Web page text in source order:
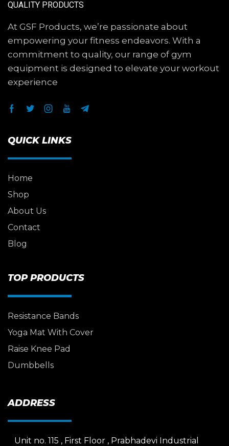
QUALITY PRODUCTS
At GSF Products, we’re passionate about
empowering your fitness endeavors. With a
commitment to quality, our range of gym
equipment is designed to elevate your workout
experience
QUICK LINKS
Home
Shop
About Us
Contact
Blog
TOP PRODUCTS
Resistance Bands
Yoga Mat With Cover
Raise Knee Pad
Dumbbells
ADDRESS
Unit no. 115 , First Floor , Prabhadevi Industrial